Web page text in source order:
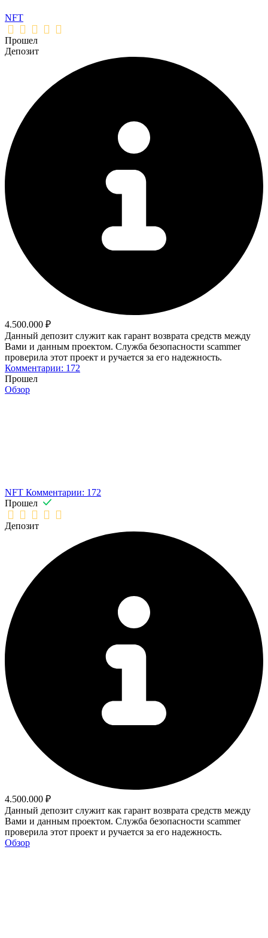
NFT
Прошел
Депозит
4.500.000 ₽
Данный депозит служит как гарант возврата средств между
Вами и данным проектом. Служба безопасности scammer
проверила этот проект и ручается за его надежность.
Комментарии: 172
Прошел
Обзор
NFT Комментарии: 172
Прошел
Депозит
4.500.000 ₽
Данный депозит служит как гарант возврата средств между
Вами и данным проектом. Служба безопасности scammer
проверила этот проект и ручается за его надежность.
Обзор